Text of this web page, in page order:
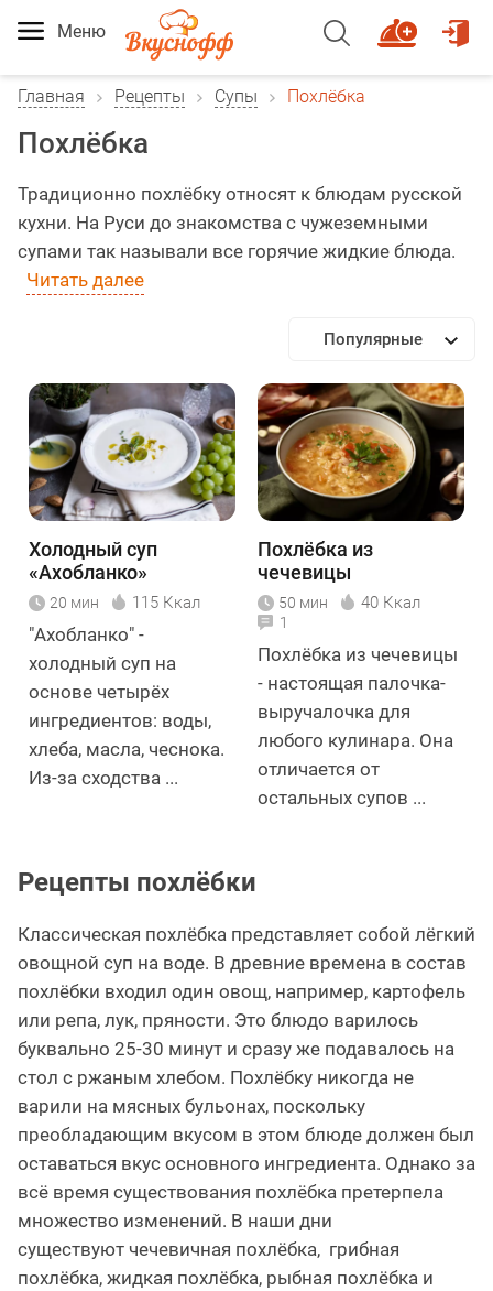
Меню
Главная Рецепты Супы Похлёбка
Похлёбка
Традиционно похлёбку относят к блюдам русской
кухни. На Руси до знакомства с чужеземными
супами так называли все горячие жидкие блюда.
Читать далее
Популярные
Холодный суп
«Ахобланко»
20 мин 115 Ккал
"Ахобланко" -
холодный суп на
основе четырёх
ингредиентов: воды,
хлеба, масла, чеснока.
Из-за сходства ...
Похлёбка из
чечевицы
50 мин 40 Ккал
1
Похлёбка из чечевицы
- настоящая палочка-
выручалочка для
любого кулинара. Она
отличается от
остальных супов ...
Рецепты похлёбки
Классическая похлёбка представляет собой лёгкий
овощной суп на воде. В древние времена в состав
похлёбки входил один овощ, например, картофель
или репа, лук, пряности. Это блюдо варилось
буквально 25-30 минут и сразу же подавалось на
стол с ржаным хлебом. Похлёбку никогда не
варили на мясных бульонах, поскольку
преобладающим вкусом в этом блюде должен был
оставаться вкус основного ингредиента. Однако за
всё время существования похлёбка претерпела
множество изменений. В наши дни
существуют чечевичная похлёбка, грибная
похлёбка, жидкая похлёбка, рыбная похлёбка и